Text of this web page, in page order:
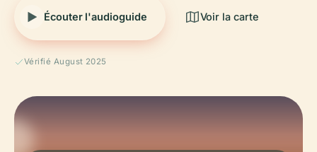
Écouter l'audioguide Voir la carte
Vérifié August 2025